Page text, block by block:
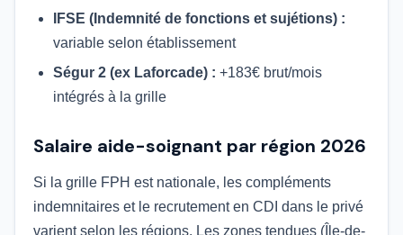
IFSE (Indemnité de fonctions et sujétions) :
variable selon établissement
Ségur 2 (ex Laforcade) : +183€ brut/mois
intégrés à la grille
Salaire aide-soignant par région 2026
Si la grille FPH est nationale, les compléments
indemnitaires et le recrutement en CDI dans le privé
varient selon les régions. Les zones tendues (Île-de-